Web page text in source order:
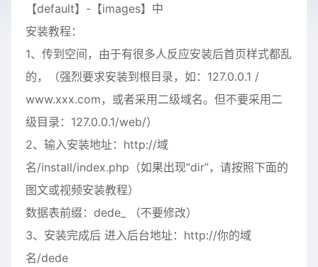
【default】-【images】中
安装教程：
1、传到空间，由于有很多人反应安装后首页样式都乱
的，（强烈要求安装到根目录，如：127.0.0.1 /
www.xxx.com，或者采用二级域名。但不要采用二
级目录：127.0.0.1/web/）
2、输入安装地址：http://域
名/install/index.php（如果出现“dir”，请按照下面的
图文或视频安装教程）
数据表前缀：dede_ （不要修改）
3、安装完成后 进入后台地址：http://你的域
名/dede